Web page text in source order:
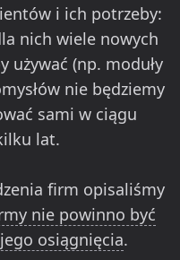
i ich potrzeby:
nich wiele nowych
używać (np. moduły
nie będziemy
sami w ciągu
lat.
firm opisaliśmy
nie powinno być
osiągnięcia.